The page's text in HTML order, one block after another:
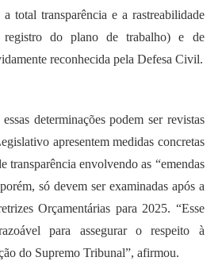
a total transparência e a rastreabilidade
do plano de trabalho) e de
reconhecida pela Defesa Civil.
determinações podem ser revistas
apresentem medidas concretas
transparência envolvendo as “emendas
só devem ser examinadas após a
Orçamentárias para 2025. “Esse
para assegurar o respeito à
do Supremo Tribunal”, afirmou.